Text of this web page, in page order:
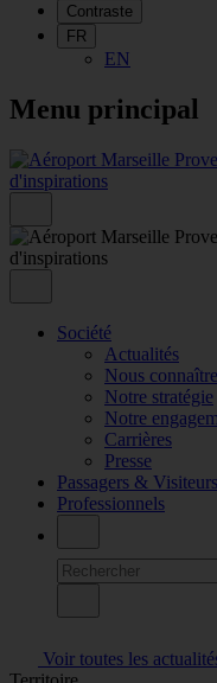
Contraste
FR
EN
Menu principal
Société
Actualités
Nous connaître
Notre stratégie
Notre
Carrières
Presse
Passagers & Visiteurs
Professionnels
Voir toutes les